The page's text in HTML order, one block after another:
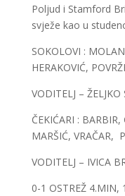
Poljud i Stamford
svježe kao u
SOKOLOVI :
HERAKOVIĆ,
VODITELJ – ŽELJKO
ČEKIĆARI : BARBIR,
MARŠIĆ, VRAČAR,
VODITELJ – IVICA
0-1 OSTREŽ 4.MIN,